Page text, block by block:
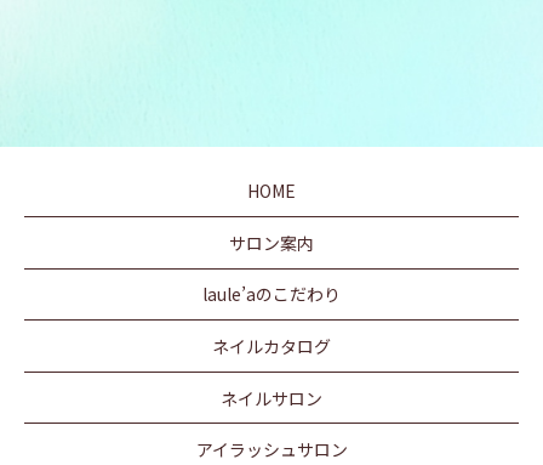
HOME
サロン案内
laule’aのこだわり
ネイルカタログ
ネイルサロン
アイラッシュサロン